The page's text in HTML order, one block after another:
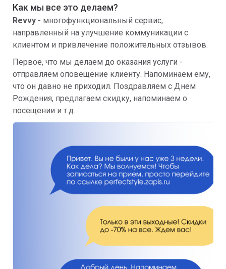
Как мы все это делаем?
Revvy - многофункциональный сервис,
направленный на улучшение коммуникации с
клиентом и привлечение положительных отзывов.
Первое, что мы делаем до оказания услуги -
отправляем оповещение клиенту. Напоминаем ему,
что он давно не приходил. Поздравляем с Днем
Рождения, предлагаем скидку, напоминаем о
посещении и т.д.